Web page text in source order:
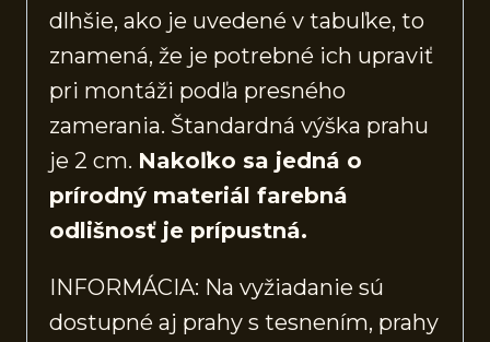
dlhšie, ako je uvedené v tabuľke, to
znamená, že je potrebné ich upraviť
pri montáži podľa presného
zamerania. Štandardná výška prahu
je 2 cm. Nakoľko sa jedná o
prírodný materiál farebná
odlišnosť je prípustná.
INFORMÁCIA: Na vyžiadanie sú
dostupné aj prahy s tesnením, prahy